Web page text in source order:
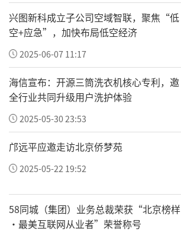
兴图新科成立子公司空域智联，聚焦“低
空+应急”，加快布局低空经济
2025-06-07 11:17
海信宣布：开源三筒洗衣机核心专利，邀
全行业共同升级用户洗护体验
2025-05-30 23:53
邝远平应邀走访北京侨梦苑
2025-05-22 19:52
58同城（集团）业务总裁荣获“北京榜样
·最美互联网从业者”荣誉称号